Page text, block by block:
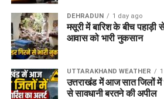
DEHRADUN 1 day ago
मसूरी में बारिश के बीच पहाड़ी
आवास को भारी नुकसान
UTTARAKHAND WEATHER
उत्तराखंड में आज सात जिलों में
से सावधानी बरतने की अपील